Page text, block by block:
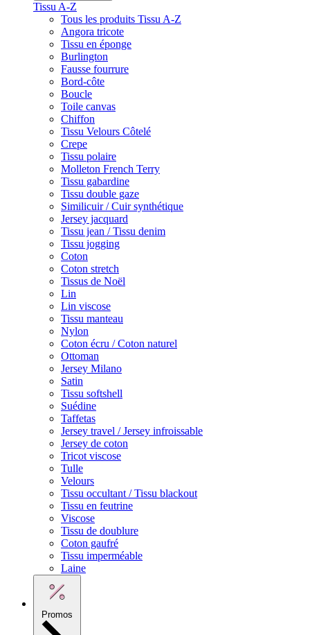
Tissu A-Z
Tous les produits Tissu A-Z
Angora tricote
Tissu en éponge
Burlington
Fausse fourrure
Bord-côte
Boucle
Toile canvas
Chiffon
Tissu Velours Côtelé
Crepe
Tissu polaire
Molleton French Terry
Tissu gabardine
Tissu double gaze
Similicuir / Cuir synthétique
Jersey jacquard
Tissu jean / Tissu denim
Tissu jogging
Coton
Coton stretch
Tissus de Noël
Lin
Lin viscose
Tissu manteau
Nylon
Coton écru / Coton naturel
Ottoman
Jersey Milano
Satin
Tissu softshell
Suédine
Taffetas
Jersey travel / Jersey infroissable
Jersey de coton
Tricot viscose
Tulle
Velours
Tissu occultant / Tissu blackout
Tissu en feutrine
Viscose
Tissu de doublure
Coton gaufré
Tissu imperméable
Laine
Promos